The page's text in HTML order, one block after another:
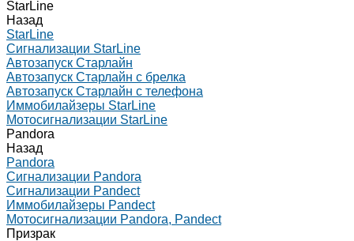
StarLine
Назад
StarLine
Сигнализации StarLine
Автозапуск Старлайн
Автозапуск Старлайн с брелка
Автозапуск Старлайн с телефона
Иммобилайзеры StarLine
Мотосигнализации StarLine
Pandora
Назад
Pandora
Сигнализации Pandora
Сигнализации Pandect
Иммобилайзеры Pandect
Мотосигнализации Pandora, Pandect
Призрак